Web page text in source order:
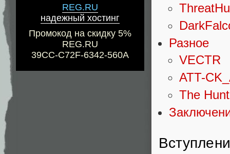
REG.RU
надежный хостинг
Промокод на скидку 5%
REG.RU
39CC-C72F-6342-560A
Разное
VECTR
ATT-
The